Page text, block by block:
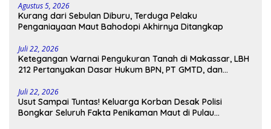
Agustus 5, 2026
Kurang dari Sebulan Diburu, Terduga Pelaku
Penganiayaan Maut Bahodopi Akhirnya Ditangkap
Juli 22, 2026
Ketegangan Warnai Pengukuran Tanah di Makassar, LBH
212 Pertanyakan Dasar Hukum BPN, PT GMTD, dan
Juli 22, 2026
Usut Sampai Tuntas! Keluarga Korban Desak Polisi
Bongkar Seluruh Fakta Penikaman Maut di Pulau